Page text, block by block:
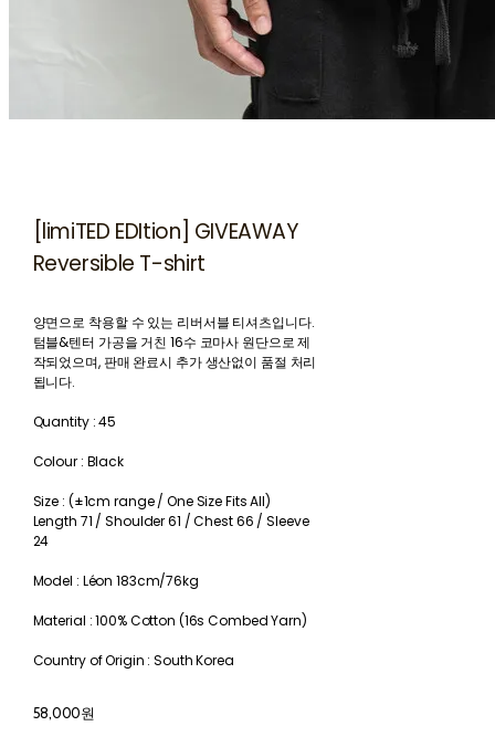
[limiTED EDItion] GIVEAWAY
Reversible T-shirt
양면으로 착용할 수 있는 리버서블 티셔츠입니다.
텀블&텐터 가공을 거친 16수 코마사 원단으로 제
작되었으며, 판매 완료시 추가 생산없이 품절 처리
됩니다.
Quantity : 45
Colour : Black
Size : (±1cm range / One Size Fits All)
Length 71 / Shoulder 61 / Chest 66 / Sleeve
24
Model : Léon 183cm/76kg
Material : 100% Cotton (16s Combed Yarn)
Country of Origin : South Korea
58,000원